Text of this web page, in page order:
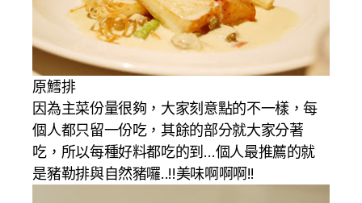
原鱈排
因為主菜份量很夠，大家刻意點的不一樣，每
個人都只留一份吃，其餘的部分就大家分著
吃，所以每種好料都吃的到…個人最推薦的就
是豬勒排與自然豬囉..!!美味啊啊啊!!